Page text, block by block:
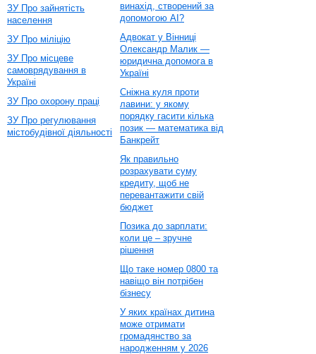
ЗУ Про зайнятість
населення
ЗУ Про міліцію
ЗУ Про місцеве
самоврядування в
Україні
ЗУ Про охорону праці
ЗУ Про регулювання
містобудівної діяльності
винахід, створений за
допомогою AI?
Адвокат у Вінниці
Олександр Малик —
юридична допомога в
Україні
Сніжна куля проти
лавини: у якому
порядку гасити кілька
позик — математика від
Банкрейт
Як правильно
розрахувати суму
кредиту, щоб не
перевантажити свій
бюджет
Позика до зарплати:
коли це – зручне
рішення
Що таке номер 0800 та
навіщо він потрібен
бізнесу
У яких країнах дитина
може отримати
громадянство за
народженням у 2026